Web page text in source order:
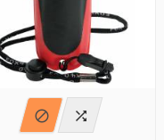
 